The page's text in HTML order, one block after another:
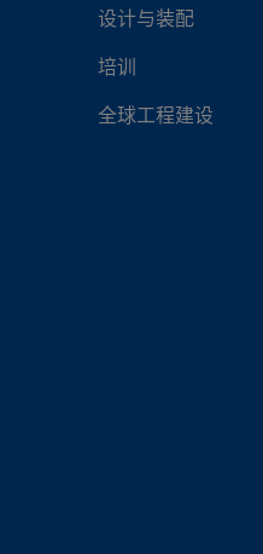
设计与装配
培训
全球工程建设